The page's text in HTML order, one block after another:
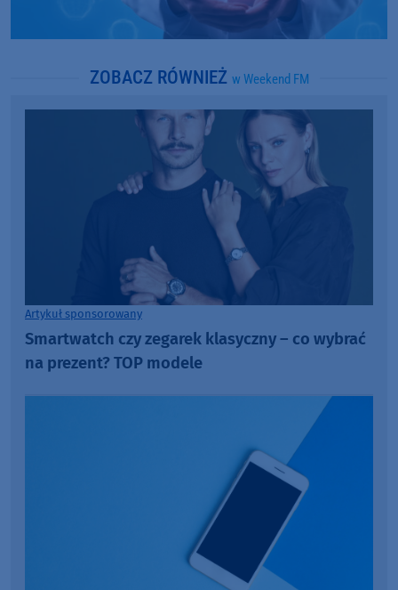
ZOBACZ RÓWNIEŻ w Weekend FM
Artykuł sponsorowany
Smartwatch czy zegarek klasyczny – co wybrać
na prezent? TOP modele